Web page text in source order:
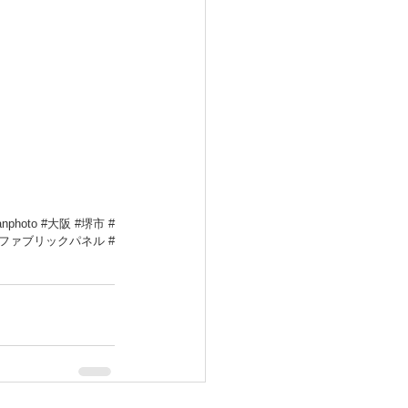
#大阪 #堺市 #
ァブリックパネル #